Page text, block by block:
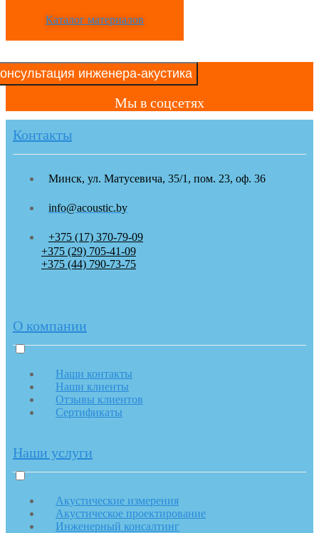
Каталог материалов
инженера-акустика
Мы в соцсетях
Контакты
Минск, ул. Матусевича, 35/1, пом. 23, оф. 36
info@acoustic.by
+375 (17) 370-79-09
+375 (29) 705-41-09
+375 (44) 790-73-75
О компании
Наши контакты
Наши клиенты
Отзывы клиентов
Сертификаты
Наши услуги
Акустические измерения
Акустическое проектирование
Инженерный консалтинг